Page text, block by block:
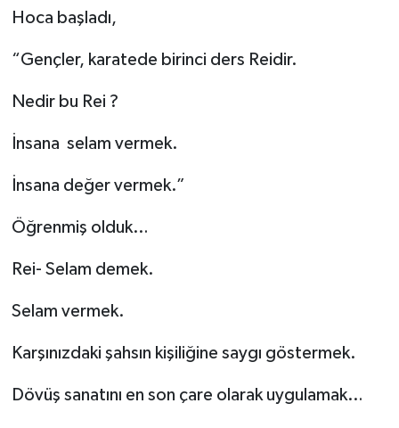
Hoca başladı,
“Gençler, karatede birinci ders Reidir.
Nedir bu Rei ?
İnsana selam vermek.
İnsana değer vermek.”
Öğrenmiş olduk…
Rei- Selam demek.
Selam vermek.
Karşınızdaki şahsın kişiliğine saygı göstermek.
Dövüş sanatını en son çare olarak uygulamak…